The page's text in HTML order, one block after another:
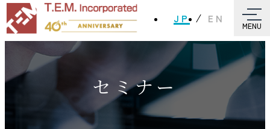
JP EN
MENU
セミナー